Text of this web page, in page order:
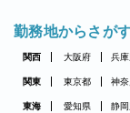
勤務地からさが
関西 大阪府 兵
関東 東京都 神
東海 愛知県 静